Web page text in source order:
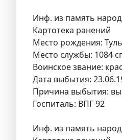
Инф. из память
Картотека ранений
Место рождения:
Место службы: 1084
Воинское звание:
Дата выбытия:
Причина выбытия:
Госпиталь: ВПГ 92
Инф. из память